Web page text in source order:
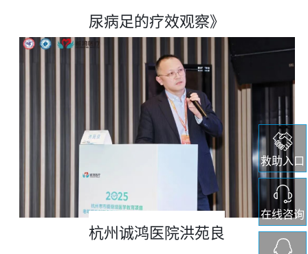
救助入口
在线咨询
尿病足的疗效观察》
杭州诚鸿医院洪苑良